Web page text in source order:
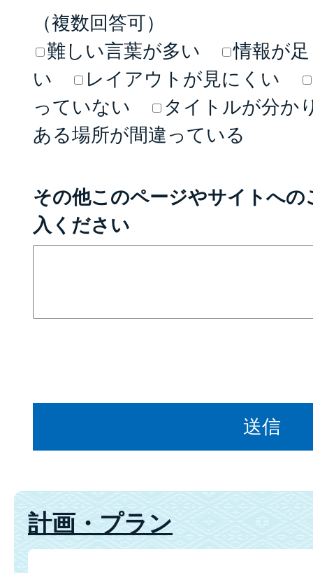
（複数回答可）
難しい言葉が多い
情報が
い
レイアウトが見にくい
っていない
タイトルが分か
ある場所が間違っている
その他このページやサイトへ
入ください
計画・プラン